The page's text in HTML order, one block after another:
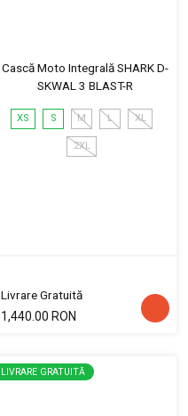
Cască Moto Integrală SHARK D-
SKWAL 3 BLAST-R
XS S M L XL
2XL
Livrare Gratuită
1,440.00 RON
LIVRARE GRATUITĂ